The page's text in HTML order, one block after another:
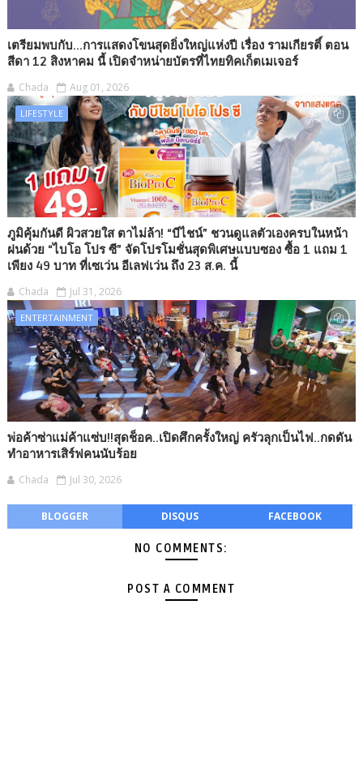
เตรียมพบกับ...การแสดงโขนสุดยิ่งใหญ่แห่งปี เรื่อง รามเกียรติ์ ตอน
สีดา 12 สิงหาคม นี้ เปิดจำหน่ายบัตรที่ไทยทิคเก็ตเมเจอร์
Chada Aug 01, 2026
LIFESTYLE
ภูมิคุ้มกันดี ผิวสวยใส ตาไม่ล้า! “บีไชน์” ชวนดูแลตัวเองครบในหน้า
ฝนด้วย “ไบโอ โปร ซี” จัดโปรโมชั่นสุดพิเศษแบบซอง ซื้อ 1 แถม 1
เพียง 49 บาท ที่เซเว่น อีเลฟเว่น ถึง 23 ส.ค. นี้
Chada Jul 31, 2026
ENTERTAINMENT
พ่อค้าซ่าแม่ค้าแซ่บ!!สุดช็อค..เปิดศึกครั้งใหญ่ ครัวลุกเป็นไฟ..กดดัน
ทำอาหารเสิร์ฟคนนับร้อย
Chada Jul 30, 2026
BLOGGER DISQUS FACEBOOK
NO COMMENTS:
POST A COMMENT